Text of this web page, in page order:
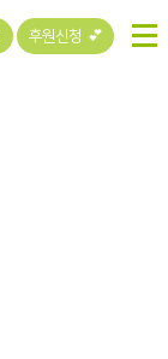
후원신청 💕